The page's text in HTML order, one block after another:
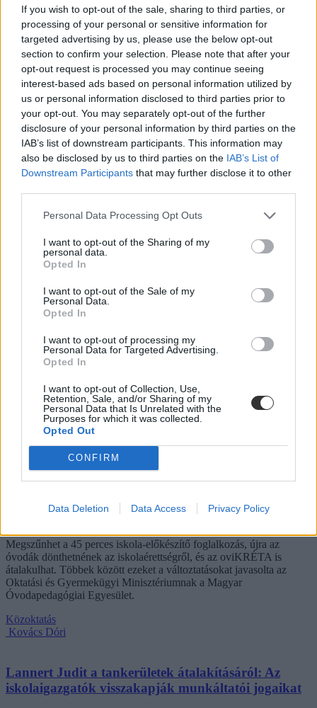
If you wish to opt-out of the sale, sharing to third parties, or
processing of your personal or sensitive information for
targeted advertising by us, please use the below opt-out
section to confirm your selection. Please note that after your
opt-out request is processed you may continue seeing
interest-based ads based on personal information utilized by
us or personal information disclosed to third parties prior to
your opt-out. You may separately opt-out of the further
disclosure of your personal information by third parties on the
IAB’s list of downstream participants. This information may
also be disclosed by us to third parties on the IAB’s List of
Downstream Participants that may further disclose it to other
Personal Data Processing Opt Outs
I want to opt-out of the Sharing of my
personal data.
Opted In
I want to opt-out of the Sale of my
Personal Data.
Opted In
I want to opt-out of processing my
Personal Data for Targeted Advertising.
Opted In
I want to opt-out of Collection, Use,
Retention, Sale, and/or Sharing of my
Personal Data that Is Unrelated with the
Purposes for which it was collected.
Opted Out
CONFIRM
Data Deletion Data Access Privacy Policy
Több mint kétszer annyi diák jutott be a
felsőoktatásba, mint ahány kollégiumi férőhely
összesen van
sem egységes. Míg a BME-n 100 újonnan felvett egyetemistára 76
férőhely jut, a BGE-n mindössze 16, a legolcsóbb havi kollégiumi
díjak pedig 9300 és 25 500 forint között mozognak a vizsgált
intézményekben. Megnéztük, hol mekkora a kollégiumi kapacitás,
mennyit kell fizetni, és mi alapján dől el, hogy ki költözhet be.
Felsőoktatás
Szöllősi Anna
vállalhatnak diákmunkát – több mint százezer
levelezős hallgatót érinthet a szabály
„Szinte bárhol voltam állásinterjún, mikor megtudták, hogy levelező
tagozatos hallgató vagyok, egyből húzni kezdték a szájukat” –
számolt be tapasztalatairól az Eduline-nak egy egyetemista. Példája
azonban korántsem egyedi: több levelezős hallgató számolt be
hasonló nehézségekről.
Kovács Dóri
Eltörölnék a 45 perces iskola-előkészítőt, újra az
óvodák dönthetnének az iskolaérettségről
Megszűnhet a 45 perces iskola-előkészítő foglalkozás, újra az
óvodák dönthetnének az iskolaérettségről, és az oviKRÉTA is
átalakulhat. Többek között ezeket a változtatásokat javasolta az
Oktatási és Gyermekügyi Minisztériumnak a Magyar
Óvodapedagógiai Egyesület.
Közoktatás
Kovács Dóri
Lannert Judit a tankerületek átalakításáról: Az
iskolaigazgatók visszakapják munkáltatói jogaikat